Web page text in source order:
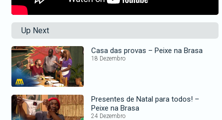
Up Next
Casa das provas – Peixe na Brasa
18 Dezembro
Presentes de Natal para todos! –
Peixe na Brasa
24 Dezembro